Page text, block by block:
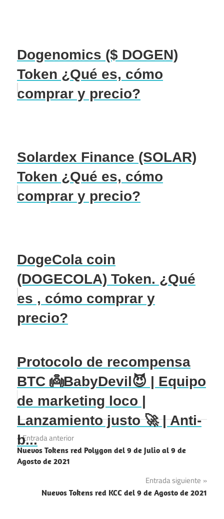
Dogenomics ($ DOGEN)
Token ¿Qué es, cómo
comprar y precio?
Solardex Finance (SOLAR)
Token ¿Qué es, cómo
comprar y precio?
DogeCola coin
(DOGECOLA) Token. ¿Qué
es , cómo comprar y
precio?
Protocolo de recompensa
BTC 👼BabyDevil😈 | Equipo
de marketing loco |
Lanzamiento justo 🚀 | Anti-
b...
Navegación
de
Entrada anterior
Nuevos Tokens red Polygon del 9 de Julio al 9 de
Agosto de 2021
Entrada siguiente
Nuevos Tokens red KCC del 9 de Agosto de 2021